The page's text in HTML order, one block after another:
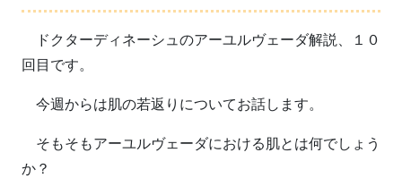
ドクターディネーシュのアーユルヴェーダ解説、１０
回目です。
今週からは肌の若返りについてお話します。
そもそもアーユルヴェーダにおける肌とは何でしょう
か？